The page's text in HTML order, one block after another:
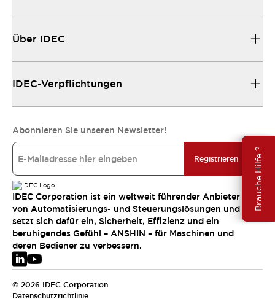
Brauche Hilfe ?
Über IDEC
IDEC-Verpflichtungen
Abonnieren Sie unseren Newsletter!
Registrieren
IDEC Corporation ist ein weltweit führender Anbieter
von Automatisierungs- und Steuerungslösungen und
setzt sich dafür ein, Sicherheit, Effizienz und ein
beruhigendes Gefühl – ANSHIN – für Maschinen und
deren Bediener zu verbessern.
© 2026 IDEC Corporation
Datenschutzrichtlinie